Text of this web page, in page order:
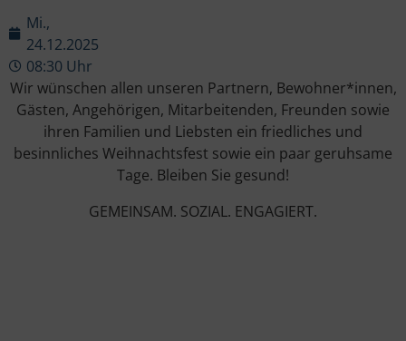
Mi.,
24.12.2025
08:30 Uhr
Wir wünschen allen unseren Partnern, Bewohner*innen,
Gästen, Angehörigen, Mitarbeitenden, Freunden sowie
ihren Familien und Liebsten ein friedliches und
besinnliches Weihnachtsfest sowie ein paar geruhsame
Tage. Bleiben Sie gesund!
GEMEINSAM. SOZIAL. ENGAGIERT.